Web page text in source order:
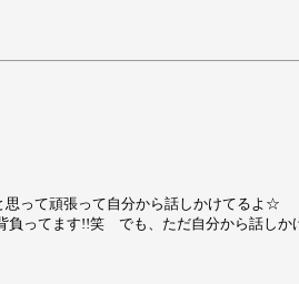
思って頑張って自分から話しかけてるよ☆
負ってます!!笑 でも、ただ自分から話しか